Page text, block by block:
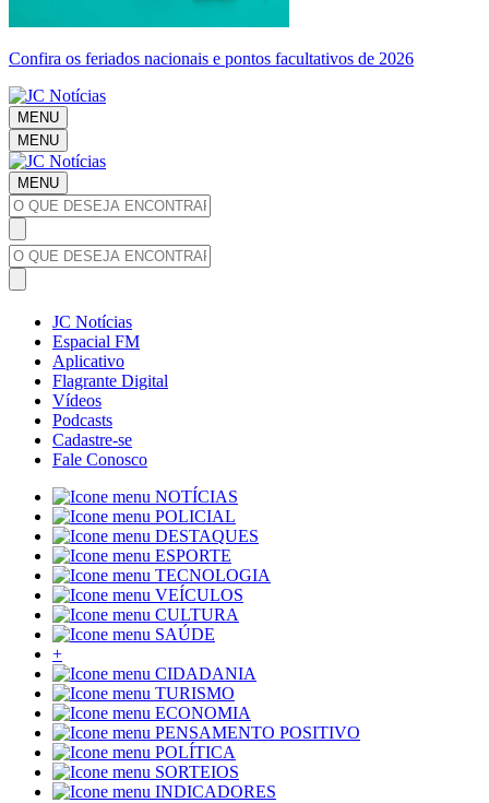
Confira os feriados nacionais e pontos facultativos de 2026
MENU
MENU
MENU
JC Notícias
Espacial FM
Aplicativo
Flagrante Digital
Vídeos
Podcasts
Cadastre-se
Fale Conosco
NOTÍCIAS
POLICIAL
DESTAQUES
ESPORTE
TECNOLOGIA
VEÍCULOS
CULTURA
SAÚDE
+
CIDADANIA
TURISMO
ECONOMIA
PENSAMENTO POSITIVO
POLÍTICA
SORTEIOS
INDICADORES